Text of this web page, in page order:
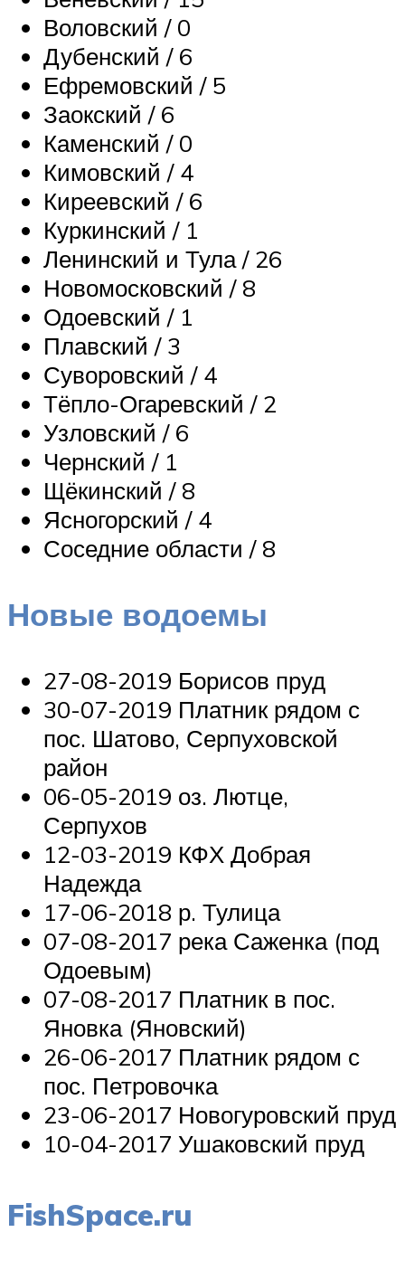
Воловский / 0
Дубенский / 6
Ефремовский / 5
Заокский / 6
Каменский / 0
Кимовский / 4
Киреевский / 6
Куркинский / 1
Ленинский и Тула / 26
Новомосковский / 8
Одоевский / 1
Плавский / 3
Суворовский / 4
Тёпло-Огаревский / 2
Узловский / 6
Чернский / 1
Щёкинский / 8
Ясногорский / 4
Соседние области / 8
Новые водоемы
27-08-2019 Борисов пруд
30-07-2019 Платник рядом с
пос. Шатово, Серпуховской
район
06-05-2019 оз. Лютце,
Серпухов
12-03-2019 КФХ Добрая
Надежда
17-06-2018 р. Тулица
07-08-2017 река Саженка (под
Одоевым)
07-08-2017 Платник в пос.
Яновка (Яновский)
26-06-2017 Платник рядом с
пос. Петровочка
23-06-2017 Новогуровский пруд
10-04-2017 Ушаковский пруд
FishSpace.ru